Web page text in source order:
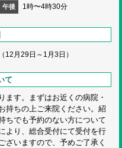
午後 1時〜4時30分
12月29日～1月3日）
て
ます。まずはお近くの病院・
持ちの上ご来院ください。紹
ちでも予約のない方について
より、総合受付にて受付を行
ざいますので、予めご了承く